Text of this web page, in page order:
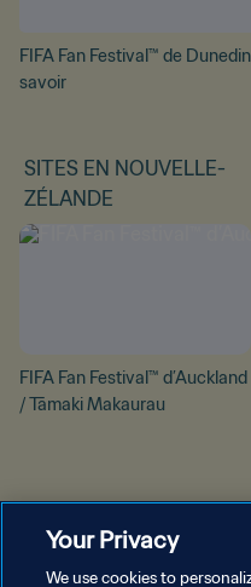
FIFA Fan Festival™ de
savoir
SITES EN NOUVELLE-
ZÉLANDE
FIFA Fan Festival™ d’Auckland
/ Tāmaki Makaurau
Your Privacy
We use cookies to